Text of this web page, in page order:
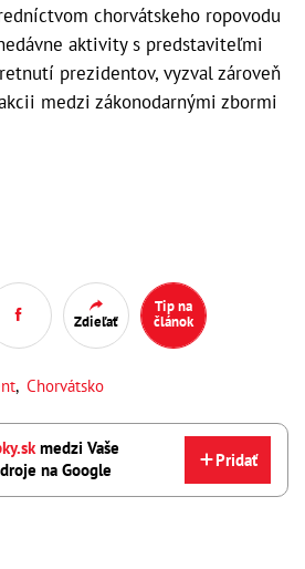
chorvátskeho ropovodu
aktivity s predstaviteľmi
prezidentov, vyzval zároveň
medzi zákonodarnými zbormi
Zdieľať
Tip na
článok
, Chorvátsko
medzi Vaše
na Google
Pridať